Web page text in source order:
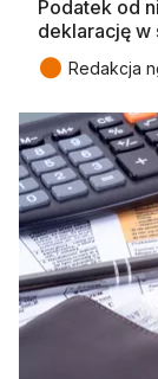
Podatek od
deklarację w
● Redakcja